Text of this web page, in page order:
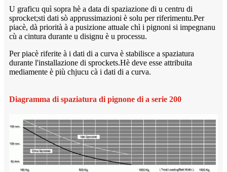
U graficu quì sopra hè a data di spaziazione di u centru di
sprocket;sti dati sò apprussimazioni è solu per riferimentu.Per
piacè, dà priorità à a pusizione attuale chì i pignoni si impegnanu
cù a cintura durante u disignu è u processu.
Per piacè riferite à i dati di a curva è stabilisce a spaziatura
durante l'installazione di sprockets.Hè deve esse attribuita
mediamente è più chjucu cà i dati di a curva.
Diagramma di spaziatura di pignone di a serie 200